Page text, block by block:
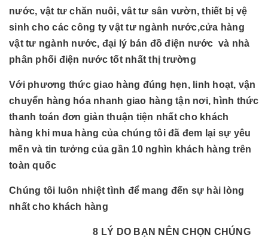
nước, vật tư chăn nuôi, vât tư sân vườn, thiết bị vệ
sinh cho các công ty vật tư ngành nước,cửa hàng
vật tư ngành nước, đại lý bán đồ điện nước và nhà
phân phối điện nước tốt nhất thị trường
Với phương thức giao hàng đúng hẹn, linh hoạt, vận
chuyển hàng hóa nhanh giao hàng tận nơi, hình thức
thanh toán đơn giản thuận tiện nhất cho khách
hàng khi mua hàng của chúng tôi đã đem lại sự yêu
mến và tin tưởng của gần 10 nghìn khách hàng trên
toàn quốc
Chúng tôi luôn nhiệt tình để mang đến sự hài lòng
nhất cho khách hàng
8 LÝ DO BẠN NÊN CHỌN CHÚNG